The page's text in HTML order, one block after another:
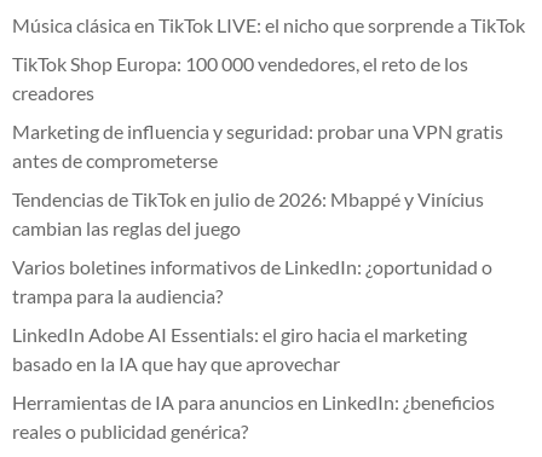
Música clásica en TikTok LIVE: el nicho que sorprende a TikTok
TikTok Shop Europa: 100 000 vendedores, el reto de los
creadores
Marketing de influencia y seguridad: probar una VPN gratis
antes de comprometerse
Tendencias de TikTok en julio de 2026: Mbappé y Vinícius
cambian las reglas del juego
Varios boletines informativos de LinkedIn: ¿oportunidad o
trampa para la audiencia?
LinkedIn Adobe AI Essentials: el giro hacia el marketing
basado en la IA que hay que aprovechar
Herramientas de IA para anuncios en LinkedIn: ¿beneficios
reales o publicidad genérica?